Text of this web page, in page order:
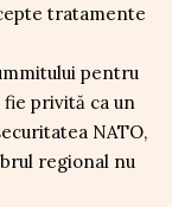
tratamente
pentru
fie privită ca un
NATO,
regional nu